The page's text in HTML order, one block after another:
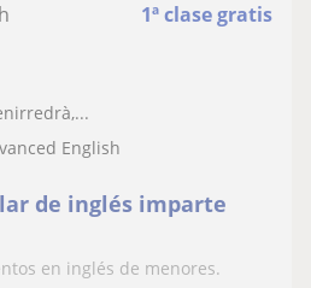
1ª clase gratis
English
de inglés imparte
en inglés de menores.